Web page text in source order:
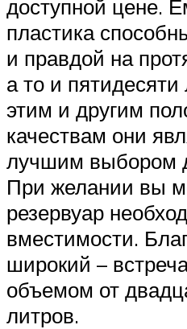
доступной цене.
пластика
и правдой на
а то и пятидесяти
этим и другим
качествам они
лучшим выбором
При желании вы
резервуар
вместимости.
широкий –
объемом от
литров.